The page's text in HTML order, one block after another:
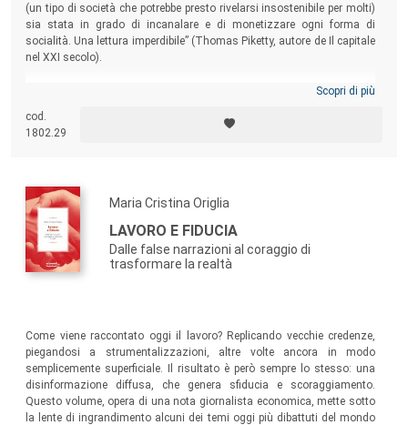
(un tipo di società che potrebbe presto rivelarsi insostenibile per molti)
sia stata in grado di incanalare e di monetizzare ogni forma di
socialità. Una lettura imperdibile” (Thomas Piketty, autore de Il capitale
nel XXI secolo).
Scopri di più
cod.
1802.29
Maria Cristina Origlia
LAVORO E FIDUCIA
Dalle false narrazioni al coraggio di
trasformare la realtà
Come viene raccontato oggi il lavoro? Replicando vecchie credenze,
piegandosi a strumentalizzazioni, altre volte ancora in modo
semplicemente superficiale. Il risultato è però sempre lo stesso: una
disinformazione diffusa, che genera sfiducia e scoraggiamento.
Questo volume, opera di una nota giornalista economica, mette sotto
la lente di ingrandimento alcuni dei temi oggi più dibattuti del mondo